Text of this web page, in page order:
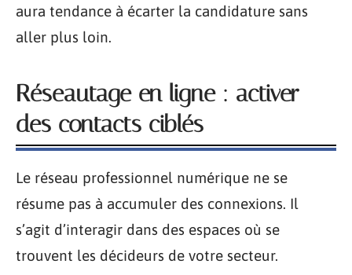
aura tendance à écarter la candidature sans
aller plus loin.
Réseautage en ligne : activer
des contacts ciblés
Le réseau professionnel numérique ne se
résume pas à accumuler des connexions. Il
s’agit d’interagir dans des espaces où se
trouvent les décideurs de votre secteur.